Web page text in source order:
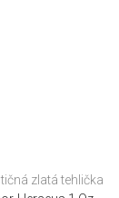
zlatá tehlička